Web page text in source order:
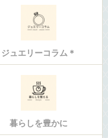
ジュエリーコラム＊
暮らしを豊かに